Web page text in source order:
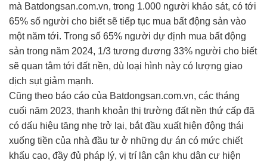
mà Batdongsan.com.vn, trong 1.000 người khảo sát, có tới
65% số người cho biết sẽ tiếp tục mua bất động sản vào
một năm tới. Trong số 65% người dự định mua bất động
sản trong năm 2024, 1/3 tương đương 33% người cho biết
sẽ quan tâm tới đất nền, dù loại hình này có lượng giao
dịch sụt giảm mạnh.
Cũng theo báo cáo của Batdongsan.com.vn, các tháng
cuối năm 2023, thanh khoản thị trường đất nền thứ cấp đã
có dấu hiệu tăng nhẹ trở lại, bắt đầu xuất hiện động thái
xuống tiền của nhà đầu tư ở những dự án có mức chiết
khấu cao, đầy đủ pháp lý, vị trí lân cận khu dân cư hiện